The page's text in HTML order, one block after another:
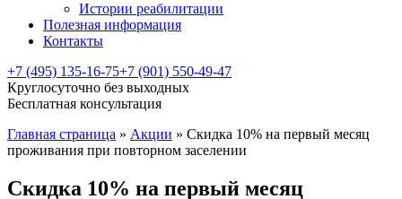
Истории реабилитации
Полезная информация
Контакты
+7 (495) 135-16-75+7 (901) 550-49-47
Круглосуточно без выходных
Бесплатная консультация
Главная страница » Акции » Скидка 10% на первый месяц
проживания при повторном заселении
Скидка 10% на первый месяц